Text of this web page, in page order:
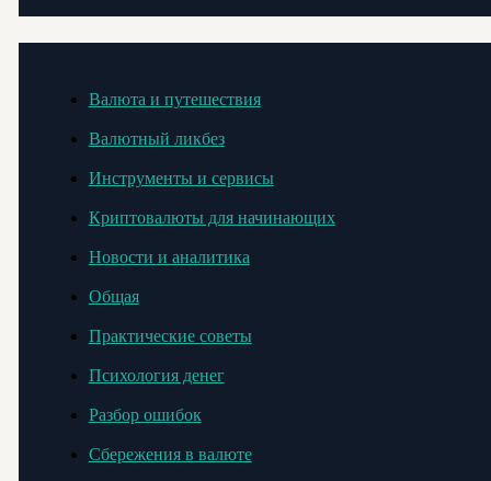
Валюта и путешествия
Валютный ликбез
Инструменты и сервисы
Криптовалюты для начинающих
Новости и аналитика
Общая
Практические советы
Психология денег
Разбор ошибок
Сбережения в валюте